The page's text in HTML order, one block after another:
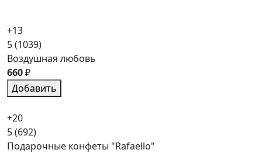
+13
5(1039)
Воздушная любовь
660₽
Добавить
+20
5(692)
Подарочные конфеты "Rafaello"